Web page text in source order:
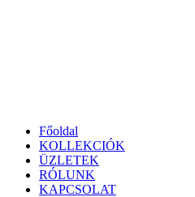
Főoldal
KOLLEKCIÓK
ÜZLETEK
RÓLUNK
KAPCSOLAT